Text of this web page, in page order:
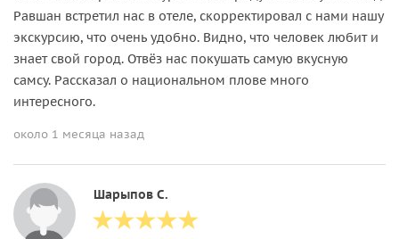
Равшан встретил нас в отеле, скорректировал с нами нашу
экскурсию, что очень удобно. Видно, что человек любит и
знает свой город. Отвёз нас покушать самую вкусную
самсу. Рассказал о национальном плове много
интересного.
около 1 месяца назад
Шарыпов С.